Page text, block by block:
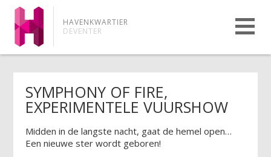
HAVENKWARTIER
DEVENTER
SYMPHONY OF FIRE,
EXPERIMENTELE VUURSHOW
Midden in de langste nacht, gaat de hemel open…
Een nieuwe ster wordt geboren!